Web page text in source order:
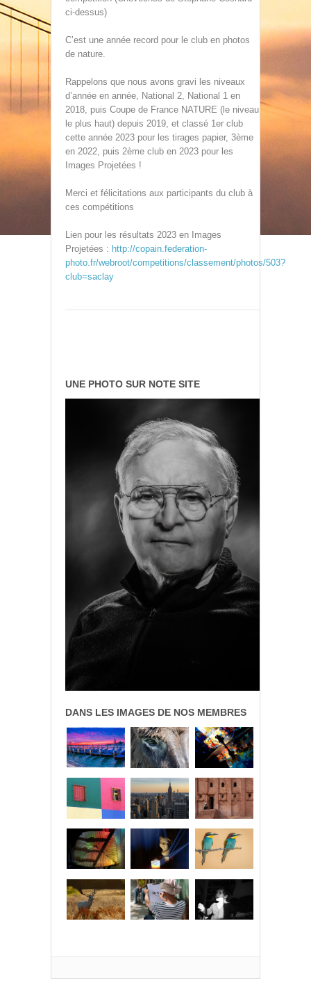
ci-dessus)
C’est une année record pour le club en photos
de nature.
Rappelons que nous avons gravi les niveaux
d’année en année, National 2, National 1 en
2018, puis Coupe de France NATURE (le niveau
le plus haut) depuis 2019, et classé 1er club
cette année 2023 pour les tirages papier, 3ème
en 2022, puis 2ème club en 2023 pour les
Images Projetées !
Merci et félicitations aux participants du club à
ces compétitions
Lien pour les résultats 2023 en Images
Projetées : http://copain.federation-
photo.fr/webroot/competitions/classement/photos/503?
club=saclay
UNE PHOTO SUR NOTE SITE
DANS LES IMAGES DE NOS MEMBRES